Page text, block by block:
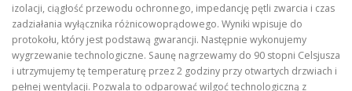
izolacji, ciągłość przewodu ochronnego, impedancję pętli zwarcia i czas
zadziałania wyłącznika różnicowoprądowego. Wyniki wpisuje do
protokołu, który jest podstawą gwarancji. Następnie wykonujemy
wygrzewanie technologiczne. Saunę nagrzewamy do 90 stopni Celsjusza
i utrzymujemy tę temperaturę przez 2 godziny przy otwartych drzwiach i
pełnej wentylacji. Pozwala to odparować wilgoć technologiczną z